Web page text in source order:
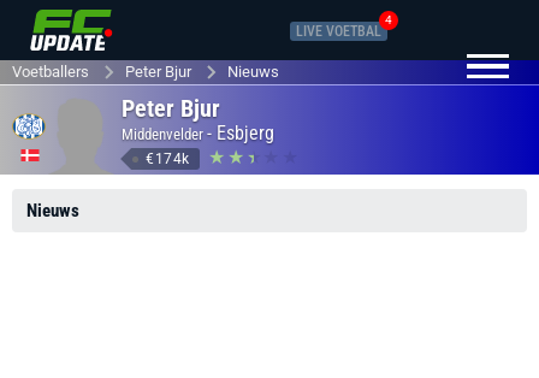
LIVE VOETBAL
4
Voetballers Peter Bjur Nieuws
Peter Bjur
Middenvelder - Esbjerg
€174k
Nieuws